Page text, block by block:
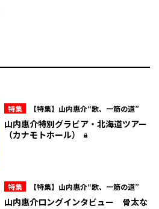
特集 【特集】山内惠介“歌、一筋の道”
山内惠介特別グラビア・北海道ツアー
（カナモトホール）
特集 【特集】山内惠介“歌、一筋の道”
山内惠介ロングインタビュー 骨太な